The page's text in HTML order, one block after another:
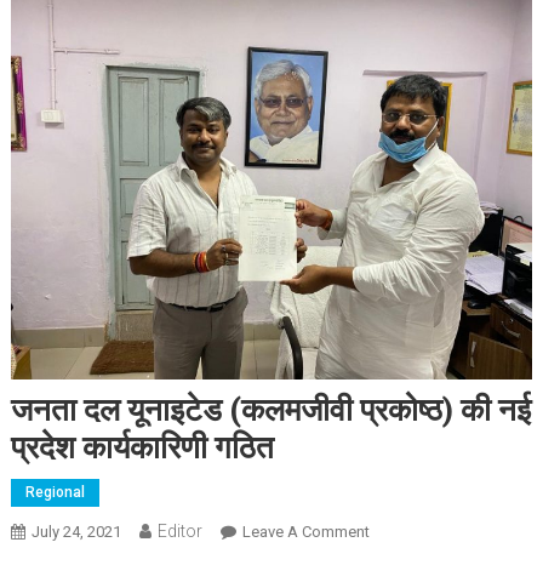
जनता दल यूनाइटेड (कलमजीवी प्रकोष्ठ) की नई
प्रदेश कार्यकारिणी गठित
Regional
July 24, 2021 Editor Leave A CommentOn जनता दल यूनाइटेड